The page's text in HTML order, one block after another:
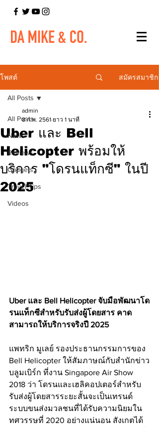
โพสต์ สมัครสมาชิก
All Posts
News
Reviews
Gadgets
Travel Tips
Videos
All Posts
Uber และ Bell
Helicopter พร้อมให้
บริการ "โดรนแท็กซี" ในปี
2025
admin
8 ก.พ. 2561 ยาว 1 นาที
Uber และ Bell Helicopter จับมือพัฒนาโด
รนแท็กซีสำหรับรับส่งผู้โดยสาร คาด
สามารถให้บริการจริงปี 2025
แพทริก มูเลย์ รองประธานกรรมการของ
Bell Helicopter ให้สัมภาษณ์กับสำนักข่าว
บลูมเบิร์ก ที่งาน Singapore Air Show
2018 ว่า โดรนและเฮลิคอปเตอร์สำหรับ
รับส่งผู้โดยสารระยะสั้นจะเป็นเทรนด์
ระบบขนส่งมวลชนที่ได้รับความนิยมใน
ทศวรรษที่ 2020 อย่างแน่นอน สังเกตได้